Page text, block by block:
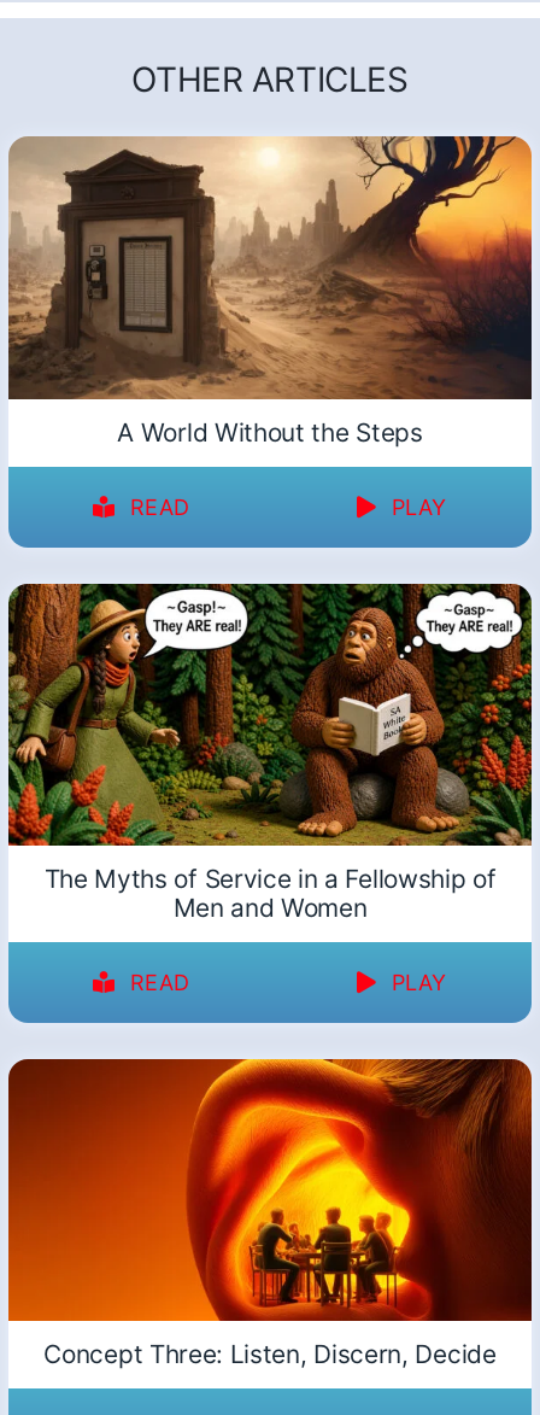
OTHER ARTICLES
A World Without the Steps
READ PLAY
The Myths of Service in a Fellowship of
Men and Women
READ PLAY
Concept Three: Listen, Discern, Decide